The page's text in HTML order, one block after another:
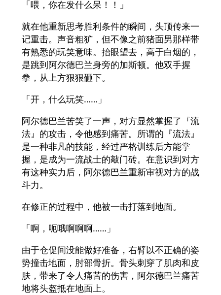
「喂，你在发什么呆！！」
就在他重新思考胜利条件的瞬间，头顶传来一
记重击。声音粗犷，但不像之前猪面男那样带
有熟悉的玩笑意味。抬眼望去，高于白烟的，
是跳到阿尔德巴兰身旁的加斯顿。他双手握
拳，从上方狠狠砸下。
「开，什么玩笑……」
阿尔德巴兰苦笑了一声，对方显然掌握了『流
法』的攻击，令他感到痛苦。所谓的『流法』
是一种非凡的技能，经过严格训练后方能掌
握，是成为一流战士的敲门砖。在意识到对方
有这种实力后，阿尔德巴兰重新审视对方的战
斗力。
在修正的过程中，他被一击打落到地面。
「啊，呃哦啊啊啊……」
由于仓促间没能做好准备，右臂以不正确的姿
势撞击地面，肘部骨折。骨头刺穿了肌肉和皮
肤，带来了令人痛苦的伤害，阿尔德巴兰痛苦
地将头盔抵在地面上。